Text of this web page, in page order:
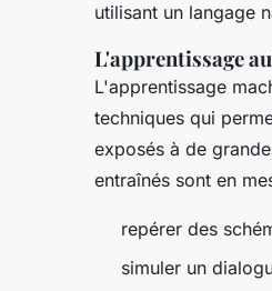
utilisant un langage
L'apprentissage
L'apprentissage
techniques qui
exposés à de
entraînés sont en
repérer des
simuler un